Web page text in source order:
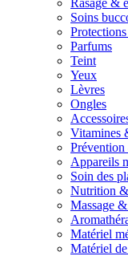
Rasage &
Soins
Parfums
Teint
Yeux
Lèvres
Ongles
Vitamines
Prévention
Appareils
Soin des
Nutrition
Massage
Matériel
Matériel